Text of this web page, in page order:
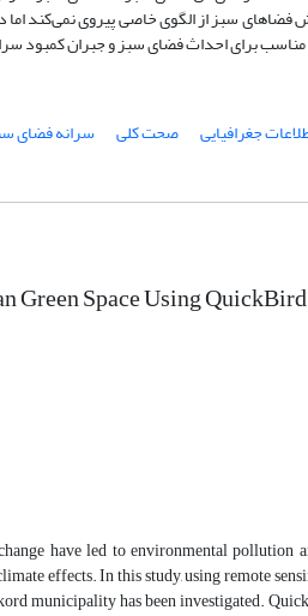
سبز از الگوی خاصی پیروی نمی‌کند
برای احداث فضای سبز و جبران کمبود
جغرافیایی صحت کلی
سرانه فضای
Space Using
have led to environmental pollution
effects. In this study, using remote
municipality has been investigated.